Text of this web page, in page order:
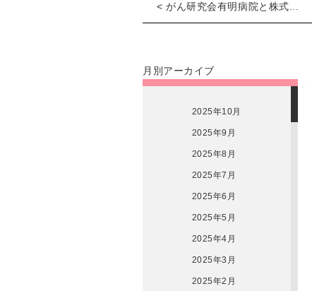
< がん研究会有明病院と株式...
月別アーカイブ
2025年10月
2025年9月
2025年8月
2025年7月
2025年6月
2025年5月
2025年4月
2025年3月
2025年2月